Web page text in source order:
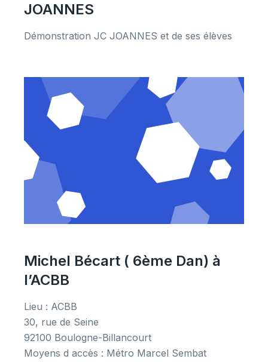
JOANNES
Démonstration JC JOANNES et de ses élèves
Michel Bécart ( 6ème Dan) à
l’ACBB
Lieu : ACBB
30, rue de Seine
92100 Boulogne-Billancourt
Moyens d accès : Métro Marcel Sembat